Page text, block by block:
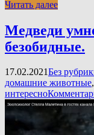
Читать далее
Медведи
безобидные.
17.02.2021Без
домашние животные,
интересно